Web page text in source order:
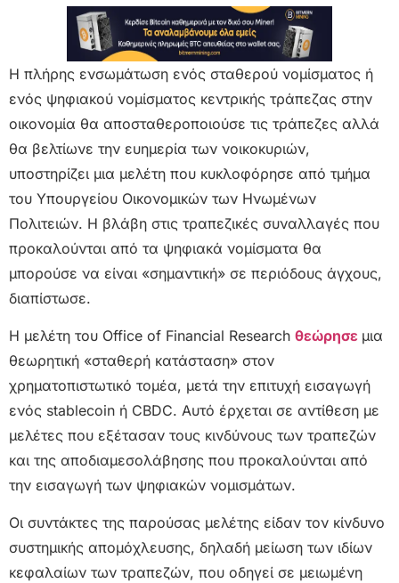
Η πλήρης ενσωμάτωση ενός σταθερού νομίσματος ή
ενός ψηφιακού νομίσματος κεντρικής τράπεζας στην
οικονομία θα αποσταθεροποιούσε τις τράπεζες αλλά
θα βελτίωνε την ευημερία των νοικοκυριών,
υποστηρίζει μια μελέτη που κυκλοφόρησε από τμήμα
του Υπουργείου Οικονομικών των Ηνωμένων
Πολιτειών. Η βλάβη στις τραπεζικές συναλλαγές που
προκαλούνται από τα ψηφιακά νομίσματα θα
μπορούσε να είναι «σημαντική» σε περιόδους άγχους,
διαπίστωσε.
Η μελέτη του Office of Financial Research θεώρησε μια
θεωρητική «σταθερή κατάσταση» στον
χρηματοπιστωτικό τομέα, μετά την επιτυχή εισαγωγή
ενός stablecoin ή CBDC. Αυτό έρχεται σε αντίθεση με
μελέτες που εξέτασαν τους κινδύνους των τραπεζών
και της αποδιαμεσολάβησης που προκαλούνται από
την εισαγωγή των ψηφιακών νομισμάτων.
Οι συντάκτες της παρούσας μελέτης είδαν τον κίνδυνο
συστημικής απομόχλευσης, δηλαδή μείωση των ιδίων
κεφαλαίων των τραπεζών, που οδηγεί σε μειωμένη